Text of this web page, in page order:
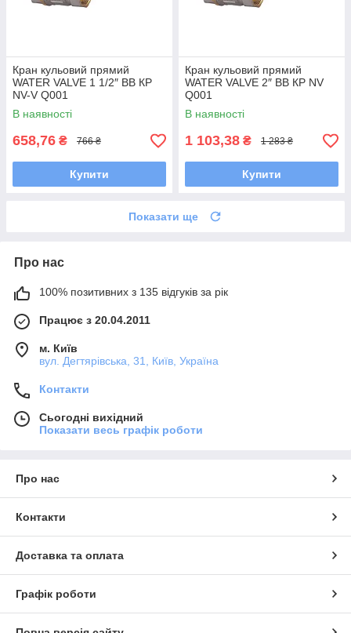
Кран кульовий прямий
WATER VALVE 1 1/2″ ВВ КP
NV-V Q001
В наявності
658,76 ₴ 766 ₴
Купити
Кран кульовий прямий
WATER VALVE 2″ ВВ КP NV
Q001
В наявності
1 103,38 ₴ 1 283 ₴
Купити
Показати ще
Про нас
100% позитивних з 135 відгуків за рік
Працює з 20.04.2011
м. Київ
вул. Дегтярівська, 31, Київ, Україна
Контакти
Сьогодні вихідний
Показати весь графік роботи
Про нас
Контакти
Доставка та оплата
Графік роботи